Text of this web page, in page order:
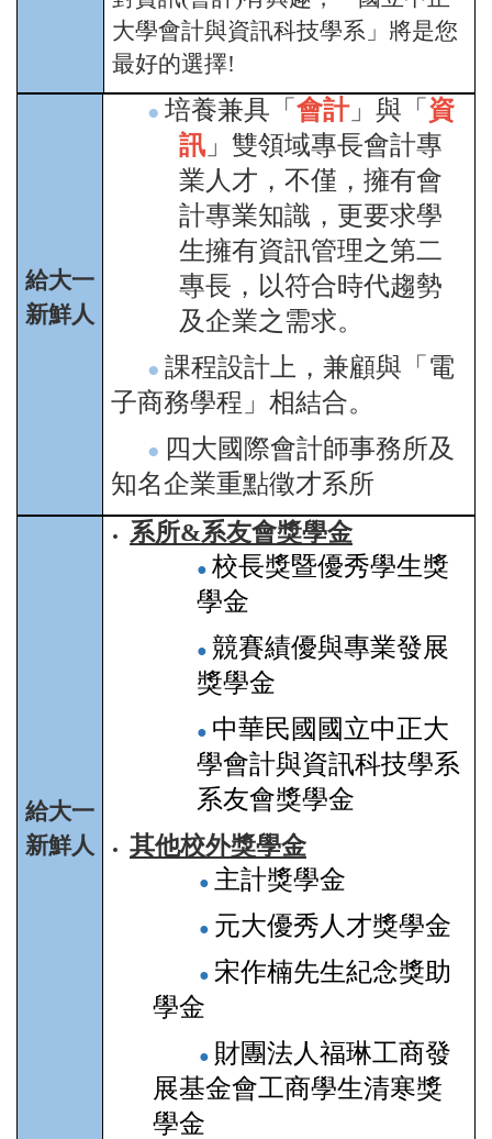
大學會計與資訊科技學系」將是您
最好的選擇!
給大一
新鮮人
●培養兼具「會計」與「 資
訊 」雙領域專長會計專
業人才，不僅，擁有會
計專業知識，更要求學
生擁有資訊管理之第二
專長，以符合時代趨勢
及企業之需求。
● 課程設計上，兼顧與「電
子商務學程」相結合。
● 四大國際會計師事務所及
知名企業重點徵才系所
給大一
新鮮人
系所&系友會獎學金
● 校長獎暨優秀學生獎
學金
● 競賽績優與專業發展
獎學金
● 中華民國國立中正大
學會計與資訊科技學系
系友會獎學金
其他校外獎學金
● 主計獎學金
● 元大優秀人才獎學金
● 宋作楠先生紀念獎助
學金
● 財團法人福琳工商發
展基金會工商學生清寒獎
學金